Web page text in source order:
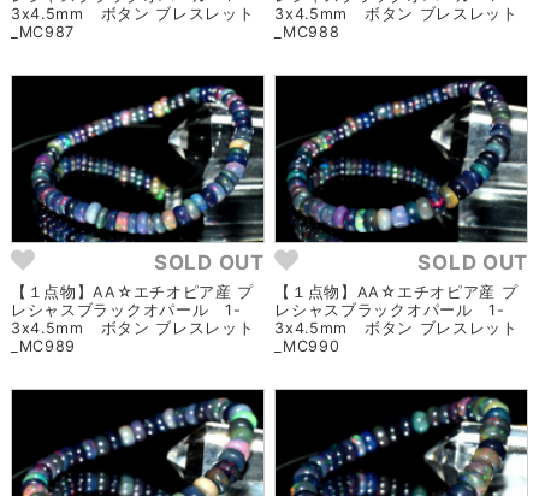
3x4.5mm ボタン ブレスレット
_MC987
3x4.5mm ボタン ブレスレット
_MC988
SOLD OUT
【１点物】AA☆エチオピア産 プ
レシャスブラックオパール 1-
3x4.5mm ボタン ブレスレット
_MC989
SOLD OUT
【１点物】AA☆エチオピア産 プ
レシャスブラックオパール 1-
3x4.5mm ボタン ブレスレット
_MC990